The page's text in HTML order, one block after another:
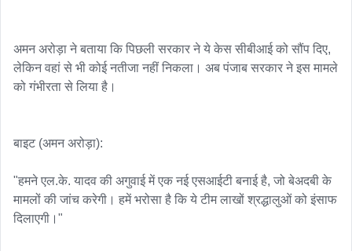
अमन अरोड़ा ने बताया कि पिछली सरकार ने ये केस सीबीआई को सौंप दिए,
लेकिन वहां से भी कोई नतीजा नहीं निकला। अब पंजाब सरकार ने इस मामले
को गंभीरता से लिया है।
बाइट (अमन अरोड़ा):
"हमने एल.के. यादव की अगुवाई में एक नई एसआईटी बनाई है, जो बेअदबी के
मामलों की जांच करेगी। हमें भरोसा है कि ये टीम लाखों श्रद्धालुओं को इंसाफ
दिलाएगी।"